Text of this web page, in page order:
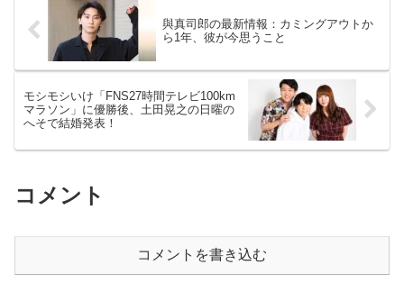
與真司郎の最新情報：カミングアウトか
ら1年、彼が今思うこと
モシモシいけ「FNS27時間テレビ100km
マラソン」に優勝後、土田晃之の日曜の
へそで結婚発表！
コメント
コメントを書き込む